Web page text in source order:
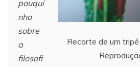
Recorte de um
pouqui
nho
sobre
a
filosofi